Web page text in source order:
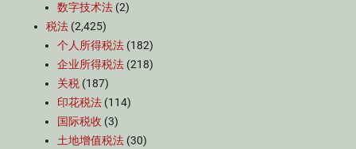
数字技术法 (2)
税法 (2,425)
个人所得税法 (182)
企业所得税法 (218)
关税 (187)
印花税法 (114)
国际税收 (3)
土地增值税法 (30)